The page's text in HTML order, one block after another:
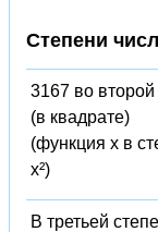
Степени
3167 во второй
(в квадрате)
(функция x в
x²)
В третьей